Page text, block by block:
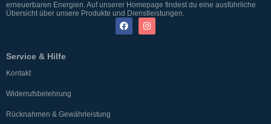
erneuerbaren Energien. Auf unserer Homepage findest du eine ausführliche
Übersicht über unsere Produkte und Dienstleistungen.
Service & Hilfe
Kontakt
Widerrufsbelehrung
Rücknahmen & Gewährleistung